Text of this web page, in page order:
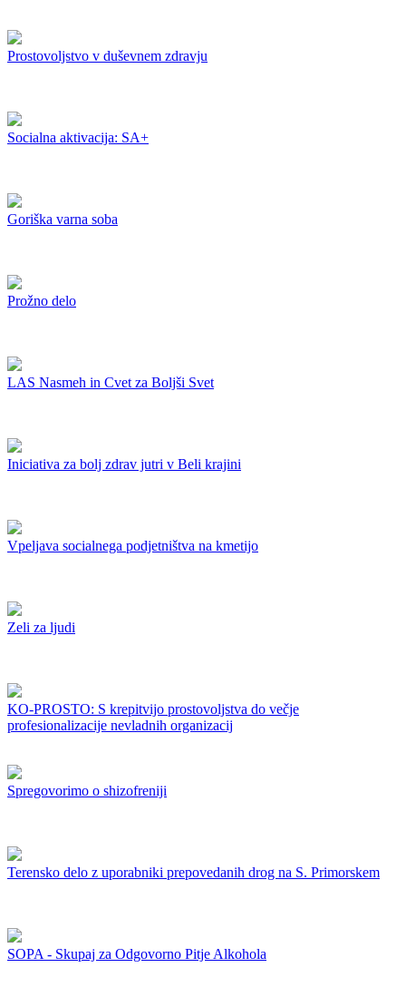
Prostovoljstvo v duševnem zdravju
Socialna aktivacija: SA+
Goriška varna soba
Prožno delo
LAS Nasmeh in Cvet za Boljši Svet
Iniciativa za bolj zdrav jutri v Beli krajini
Vpeljava socialnega podjetništva na kmetijo
Zeli za ljudi
KO-PROSTO: S krepitvijo prostovoljstva do večje
profesionalizacije nevladnih organizacij
Spregovorimo o shizofreniji
Terensko delo z uporabniki prepovedanih drog na S. Primorskem
SOPA - Skupaj za Odgovorno Pitje Alkohola